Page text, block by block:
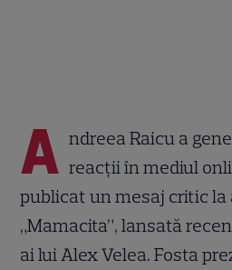
A ndreea Raicu a
reacții în mediul
publicat un mesaj critic la
„Mamacita”, lansată
ai lui Alex Velea. Fosta